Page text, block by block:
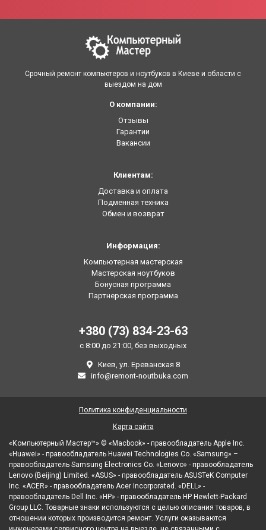
Срочный ремонт компьютеров и ноутбуков в Киеве и области с
выездом на дом
О компании:
Отзывы
Гарантии
Вакансии
Клиентам:
Доставка и оплата
Подменная техника
Обмен и возврат
Информация:
Компьютерная мастерская
Мастерская ноутбуков
Бонусная программа
Партнерская программа
+380 (73) 834-23-63
с 8:00 до 21:00, без выходных
Киев, ул. Ереванская 8
info@remont-noutbuka.com
«Компьютерный Мастер™» © «Macbook» - правообладатель Apple Inc.
«Huawei» - правообладатель Huawei Technologies Co. «Samsung» –
правообладатель Samsung Electronics Co. «Lenovo» - правообладатель
Lenovo (Beijing) Limited. «ASUS» - правообладатель ASUSTeK Computer
Inc. «ACER» - правообладатель Acer Incorporated. «DELL» -
правообладатель Dell Inc. «HP» - правообладатель HP Hewlett-Packard
Group LLC. Товарные знаки используются с целью описания товаров, в
отношении которых производится ремонт. Услуги оказываются
Политика конфиденциальности
Карта сайта